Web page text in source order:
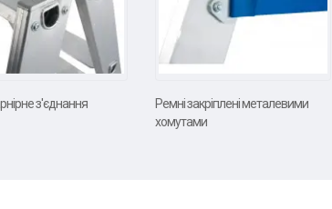
з'єднання
Ремні закріплені металевими
хомутами